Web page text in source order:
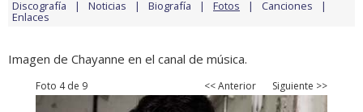
Discografía Noticias Biografía Fotos Canciones
Enlaces
Imagen de Chayanne en el canal de música.
Foto 4 de 9 << Anterior Siguiente >>